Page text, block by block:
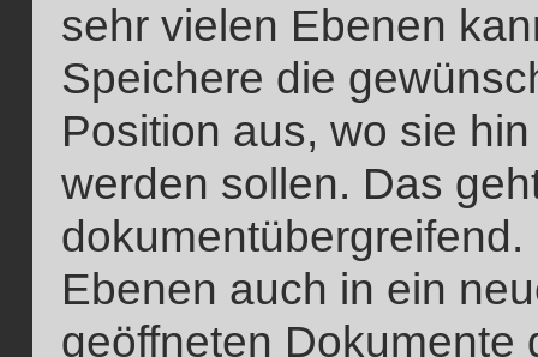
sehr vielen Ebenen
Speichere die
Position aus, wo sie
werden sollen. Das
Ebenen auch in ein
geöffneten Dokumente